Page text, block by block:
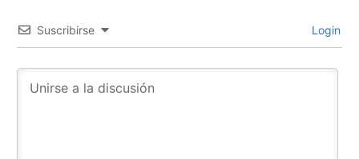
Suscribirse Login